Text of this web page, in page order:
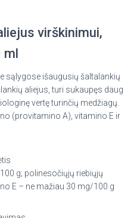
virškinimui,
ml
sąlygose išaugusių šaltalankių
aliejus, turi sukaupęs daug
vertę turinčių medžiagų.
(provitamino A), vitamino E ir
g; polinesočiųjų riebiųjų
E – ne mažiau 30 mg/100 g